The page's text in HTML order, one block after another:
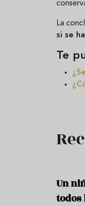
La
si se
Te
Un
todos